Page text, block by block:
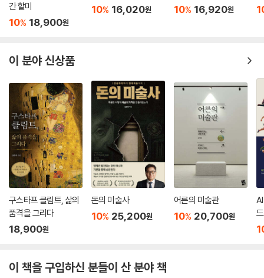
간 할미
10% 18,900원
10% 16,020원 10% 16,920원
이 분야 신상품
구스타프 클림트, 삶의
품격을 그리다
18,900원
돈의 미술사
10% 25,200원
어른의 미술관
10% 20,700원
이 책을 구입하신 분들이 산 분야 책